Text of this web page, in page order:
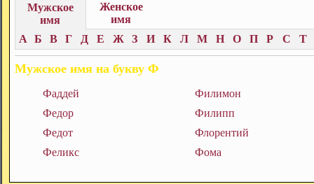
Мужское
имя
Женское
имя
А Б В Г Д Е Ж З И К Л М Н О П Р С Т
Мужское имя на букву Ф
Фаддей
Федор
Федот
Феликс
Филимон
Филипп
Флорентий
Фома